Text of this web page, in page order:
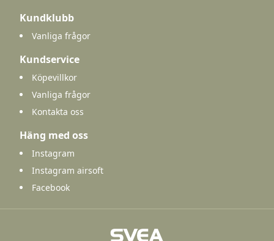
Kundklubb
Vanliga frågor
Kundservice
Köpevillkor
Vanliga frågor
Kontakta oss
Häng med oss
Instagram
Instagram airsoft
Facebook